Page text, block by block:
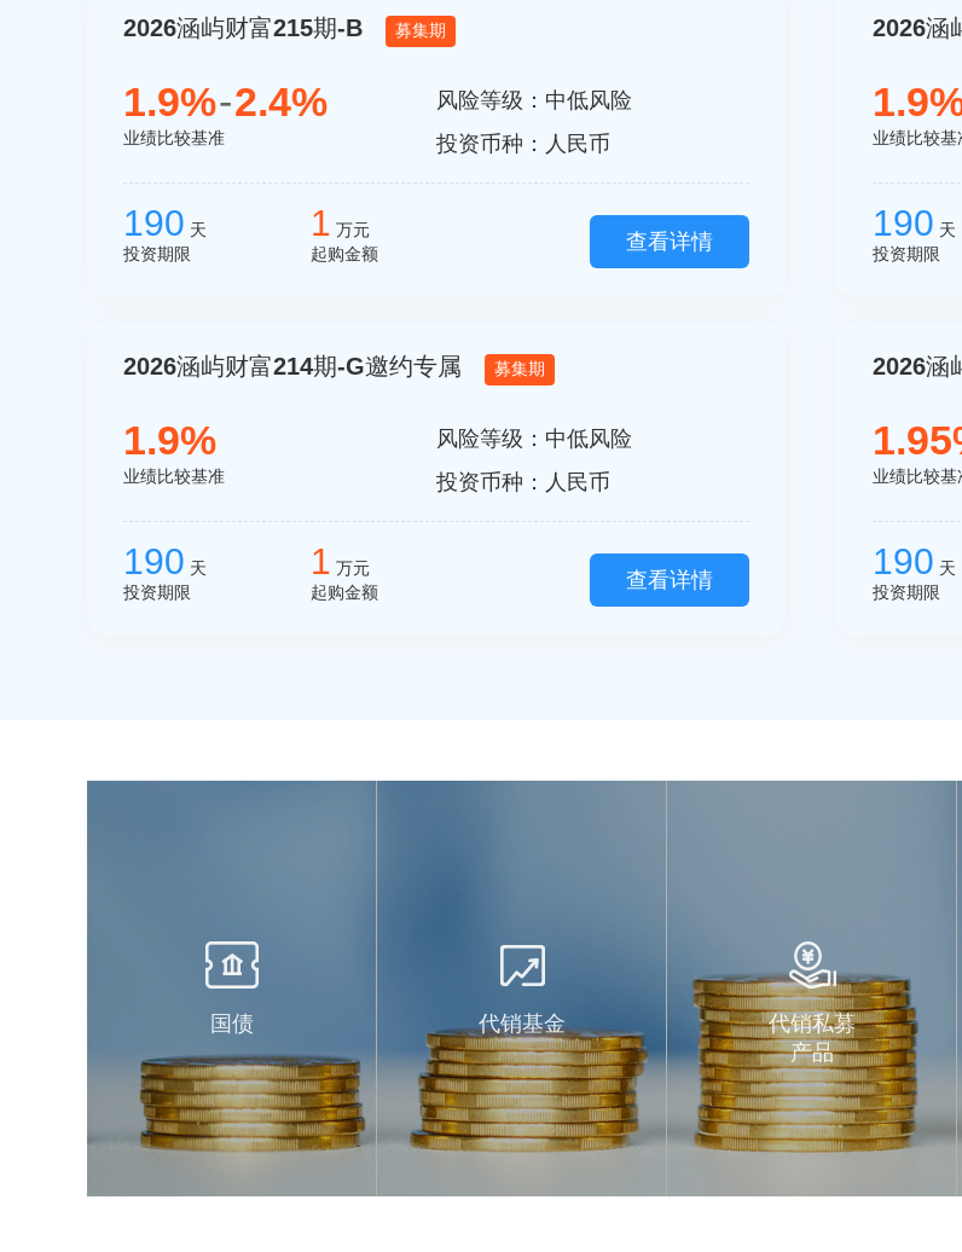
2026涵屿财富215期-B 募集期
1.9%-2.4%
业绩比较基准
风险等级： 中低风险
投资币种：人民币
190 天
投资期限
1 万元
起购金额
查看详情
2026涵
业绩比较基
190 天
投资期限
2026涵屿财富214期-G邀约专属 募集期
1.9%
业绩比较基准
风险等级： 中低风险
投资币种：人民币
190 天
投资期限
1 万元
起购金额
查看详情
2026涵
业绩比较基
190 天
投资期限
国债 代销基金
代销私募
产品